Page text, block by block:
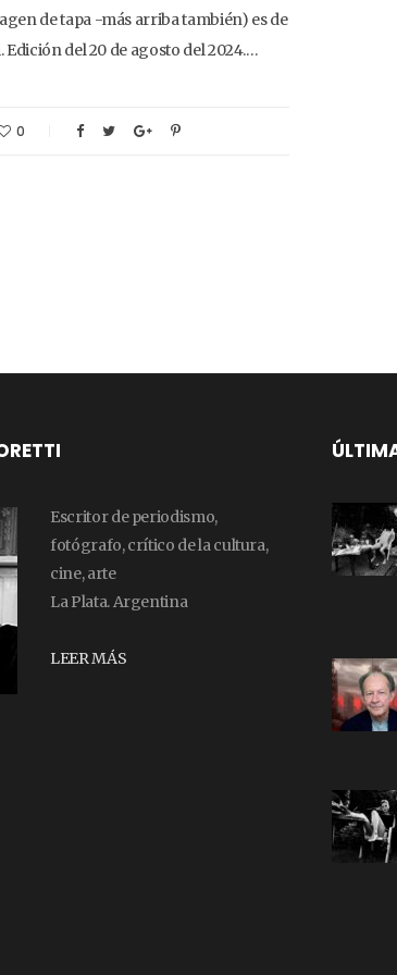
de tapa -más arriba también) es de
del 20 de agosto del 2024.…
0
Escritor de periodismo,
fotógrafo, crítico de la cultura,
cine, arte
La Plata. Argentina
LEER MÁS